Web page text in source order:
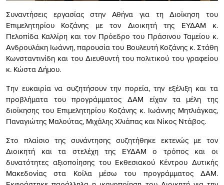
Συναντήσεις εργασίας στην Αθήνα για τη Διοίκηση του
Επιμελητηρίου Κοζάνης με τον Διοικητή της ΕΥΔΑΜ κ.
Πελοπίδα Καλλίρη και τον Πρόεδρο του Πράσινου Ταμείου κ.
Ανδρουλάκη Ιωάννη, παρουσία του Βουλευτή Κοζάνης κ. Στάθη
Κωνσταντινίδη και του Διευθυντή του πολιτικού του γραφείου
κ. Κώστα Δήμου.
Την ευκαιρία να συζητήσουν την πορεία, την εξέλιξη και τα
προβλήματα του προγράμματος ΔΑΜ είχαν τα μέλη της
διοίκησης του Επιμελητηρίου Κοζάνης κ. Ιωάννης Μητλιάγκας,
Παναγιώτης Μαλούτας, Μιχάλης Χλιάπας και Νίκος Ντάβος.
Στο πλαίσιο της συνάντησης συζητήθηκε εκτενώς με τον
Διοικητή και τα στελέχη της ΕΥΔΑΜ ο τρόπος και οι
δυνατότητες αξιοποίησης του Εκθεσιακού Κέντρου Δυτικής
Μακεδονίας στα Κοίλα μέσω του προγράμματος ΔΑΜ.